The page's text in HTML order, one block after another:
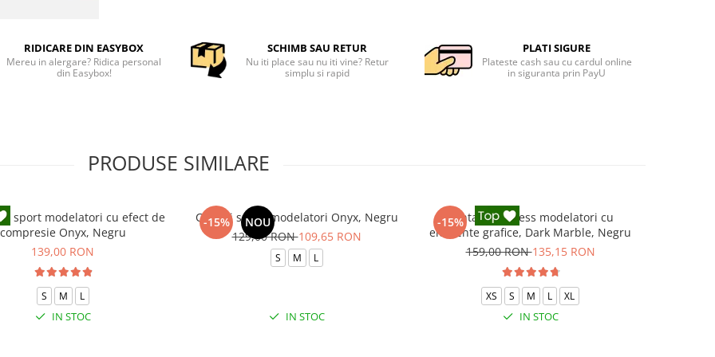
RIDICARE DIN EASYBOX
Mereu in alergare? Ridica personal
din Easybox!
SCHIMB SAU RETUR
Nu iti place sau nu iti vine? Retur
simplu si rapid
PLATI SIGURE
Plateste cash sau cu cardul online
in siguranta prin PayU
PRODUSE SIMILARE
sport modelatori cu efect de
compresie Onyx, Negru
139,00 RON
S M L
IN STOC
-15% NOU
Colanti scurti modelatori Onyx, Negru
129,00 RON109,65 RON
S M L
IN STOC
-15%
Pantaloni fitness modelatori cu
elemente grafice, Dark Marble, Negru
159,00 RON135,15 RON
XS S M L XL
IN STOC